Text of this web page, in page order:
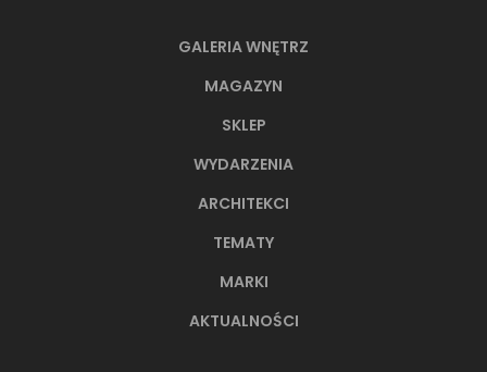
GALERIA WNĘTRZ
MAGAZYN
SKLEP
WYDARZENIA
ARCHITEKCI
TEMATY
MARKI
AKTUALNOŚCI